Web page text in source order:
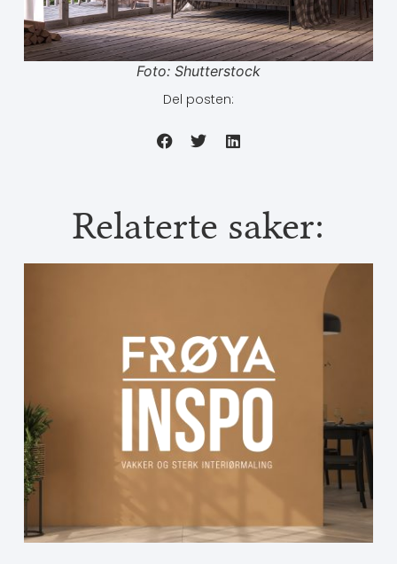
Foto: Shutterstock
Del posten:
Relaterte saker: